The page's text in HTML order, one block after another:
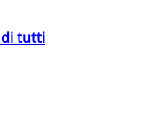
di tutti